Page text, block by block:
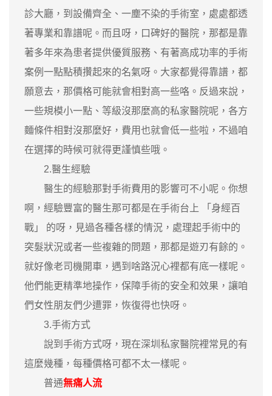
診大廳，到設備齊全、一塵不染的手術室，處處都透
著專業和靠譜呢。而且呀，口碑好的醫院，那都是靠
著多年來為患者提供優質服務、有著高成功率的手術
案例一點點積攢起來的名氣呀。大家都覺得靠譜，都
願意去，那價格可能就會相對高一些咯。反過來說，
一些規模小一點、等級沒那麼高的私家醫院呢，各方
麵條件相對沒那麼好，費用也就會低一些啦，不過咱
在選擇的時候可就得更謹慎些哦。
2.醫生經驗
醫生的經驗那對手術費用的影響可不小呢。你想
啊，經驗豐富的醫生那可都是在手術台上 「身經百
戰」 的呀，見過各種各樣的情況，處理起手術中的
突髮狀況或者一些複雜的問題，那都是遊刃有餘的。
就好像老司機開車，遇到啥路況心裡都有底一樣呢。
他們能更精準地操作，保障手術的安全和效果，讓咱
們女性朋友們少遭罪，恢復得也快呀。
3.手術方式
說到手術方式呀，現在深圳私家醫院裡常見的有
這麼幾種，每種價格可都不太一樣呢。
普通無痛人流